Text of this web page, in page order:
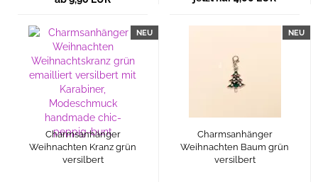
NEU
Charmsanhänger
Weihnachten Kranz grün
versilbert
NEU
Charmsanhänger
Weihnachten Baum grün
versilbert